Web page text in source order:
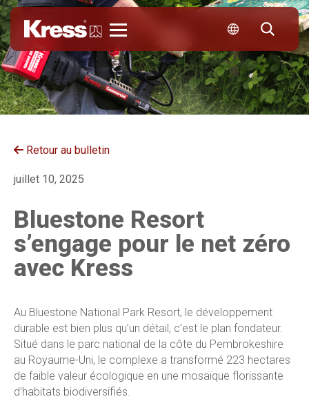
Retour au bulletin
juillet 10, 2025
Bluestone Resort
s’engage pour le net zéro
avec Kress
Au Bluestone National Park Resort, le développement
durable est bien plus qu’un détail, c’est le plan fondateur.
Situé dans le parc national de la côte du Pembrokeshire
au Royaume-Uni, le complexe a transformé 223 hectares
de faible valeur écologique en une mosaïque florissante
d’habitats biodiversifiés.